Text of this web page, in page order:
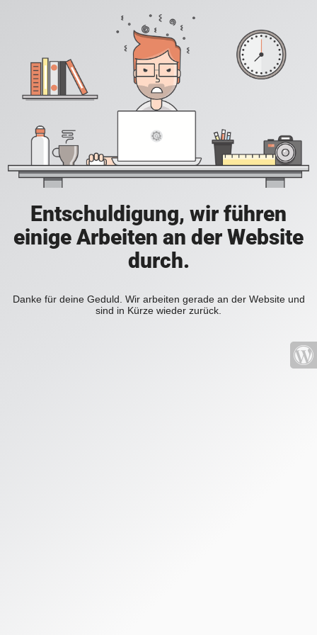
Entschuldigung, wir führen
einige Arbeiten an der Website
durch.
Danke für deine Geduld. Wir arbeiten gerade an der Website und
sind in Kürze wieder zurück.